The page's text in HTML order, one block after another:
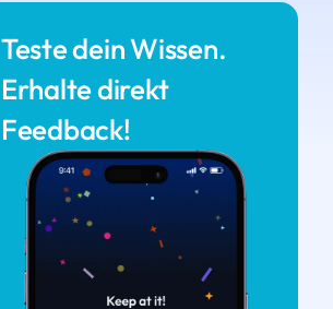
Teste dein Wissen.
Erhalte direkt
Feedback!